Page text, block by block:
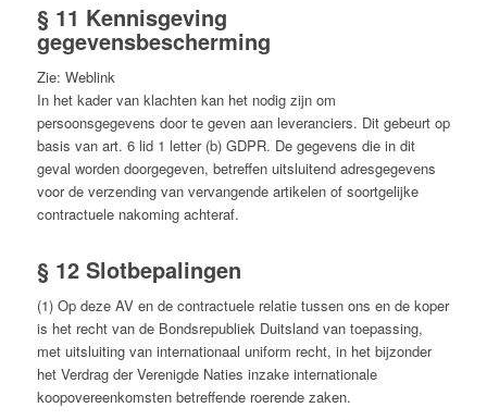
§ 11 Kennisgeving
gegevensbescherming
Zie: Weblink
In het kader van klachten kan het nodig zijn om
persoonsgegevens door te geven aan leveranciers. Dit gebeurt op
basis van art. 6 lid 1 letter (b) GDPR. De gegevens die in dit
geval worden doorgegeven, betreffen uitsluitend adresgegevens
voor de verzending van vervangende artikelen of soortgelijke
contractuele nakoming achteraf.
§ 12 Slotbepalingen
(1) Op deze AV en de contractuele relatie tussen ons en de koper
is het recht van de Bondsrepubliek Duitsland van toepassing,
met uitsluiting van internationaal uniform recht, in het bijzonder
het Verdrag der Verenigde Naties inzake internationale
koopovereenkomsten betreffende roerende zaken.